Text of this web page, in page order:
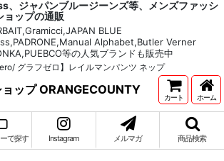
、ジャパンブルージーンズ等、メンズファッシ
ョップの通販
BLUE
Alphabet,Butler Verner
等の人気ブランドも販売中
グラフゼロ】レイルマンパンツ ネップ
ョップ ORANGECOUNTY
カート ホーム
で探す Instagram メルマガ 商品検索